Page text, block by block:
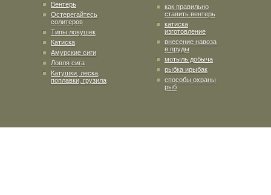
Вентерь
Остерегайтесь
солитеров
Типы ловушек
Катиска
Амурские сиги
Ловля сига
Катушки, леска,
поплавки, грузила
как правильно
ставить вентерь
катиска
изготовление
внесение навоза
в пруды
мотыль добыча
рыбка ирыбак
способы охраны
рыб